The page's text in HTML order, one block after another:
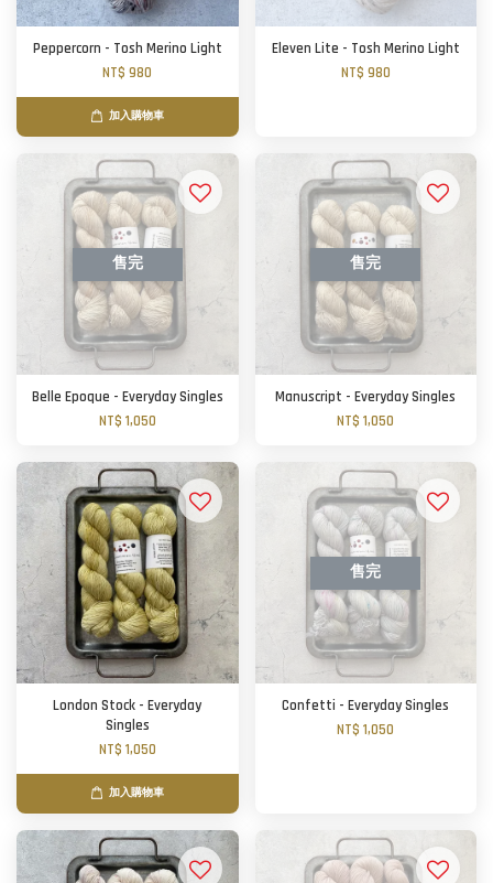
Peppercorn - Tosh Merino Light
NT$ 980
加入購物車
Eleven Lite - Tosh Merino Light
NT$ 980
售完
Belle Epoque - Everyday Singles
NT$ 1,050
售完
Manuscript - Everyday Singles
NT$ 1,050
London Stock - Everyday
Singles
NT$ 1,050
加入購物車
售完
Confetti - Everyday Singles
NT$ 1,050